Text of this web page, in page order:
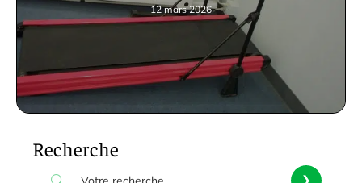
12 mars 2026
Recherche